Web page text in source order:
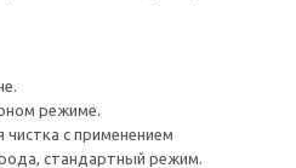
режиме.
чистка с применением
стандартный режим.